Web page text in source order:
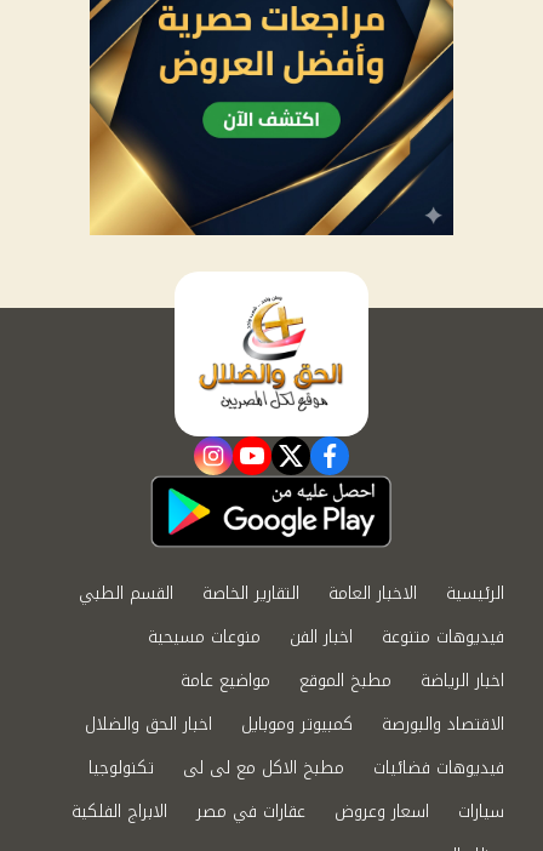
facebook
twitter
youtube
instagram
الرئيسية الاخبار العامة التقارير الخاصة
القسم الطبي
فيديوهات متنوعة
اخبار الفن
منوعات مسيحية
اخبار الرياضة
مطبخ الموقع
مواضيع عامة
الاقتصاد والبورصة
كمبيوتر وموبايل
اخبار الحق والضلال
فيديوهات فضائيات
مطبخ الاكل مع لى لى
تكنولوجيا
سيارات
اسعار وعروض عقارات في مصر
الابراج الفلكية